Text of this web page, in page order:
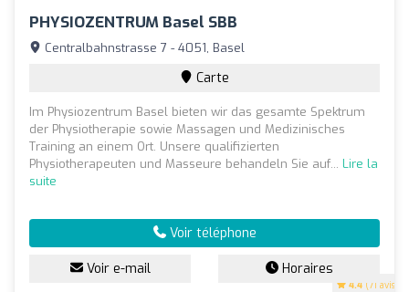
PHYSIOZENTRUM Basel SBB
4.4 (71 avis)
Centralbahnstrasse 7 - 4051, Basel
Carte
Im Physiozentrum Basel bieten wir das gesamte Spektrum
der Physiotherapie sowie Massagen und Medizinisches
Training an einem Ort. Unsere qualifizierten
Physiotherapeuten und Masseure behandeln Sie auf... Lire la
suite
Voir téléphone
Voir e-mail Horaires